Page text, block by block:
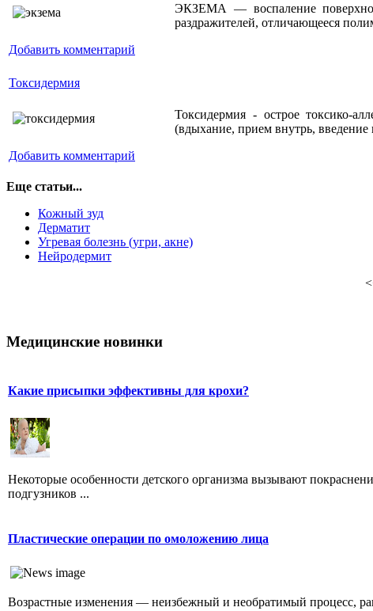
ЭКЗЕМА — воспаление
раздражителей, отличающееся
Добавить комментарий
Токсидермия
Токсидермия - острое токсико-
(вдыхание, прием внутрь,
Добавить комментарий
Еще статьи...
Кожный зуд
Дерматит
Угревая болезнь (угри, акне)
Нейродермит
Медицинские новинки
Какие присыпки эффективны для крохи?
Некоторые особенности детского организма вызывают
подгузников ...
Пластические операции по омоложению лица
Возрастные изменения — неизбежный и необратимый процесс,